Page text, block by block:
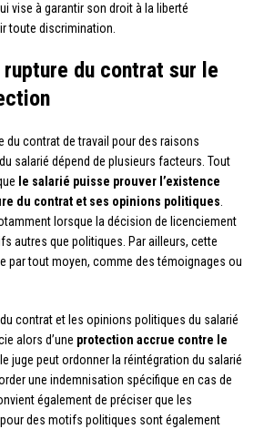
vise à garantir son droit à la liberté
toute discrimination.
rupture du contrat sur le
du contrat de travail pour des raisons
salarié dépend de plusieurs facteurs. Tout
le salarié puisse prouver l’existence
du contrat et ses opinions politiques
lorsque la décision de licenciement
autres que politiques. Par ailleurs, cette
par tout moyen, comme des témoignages ou
contrat et les opinions politiques du salarié
alors d’une protection accrue contre le
le juge peut ordonner la réintégration du salarié
une indemnisation spécifique en cas de
également de préciser que les
des motifs politiques sont également